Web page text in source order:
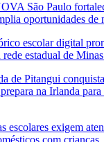
São Paulo
oportunidades de
escolar digital
rede estadual de
de Pitangui
na Irlanda
escolares exigem